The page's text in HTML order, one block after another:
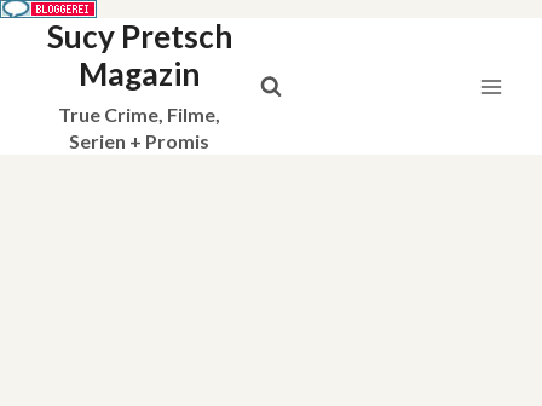
Sucy Pretsch
Magazin
True Crime, Filme,
Serien + Promis